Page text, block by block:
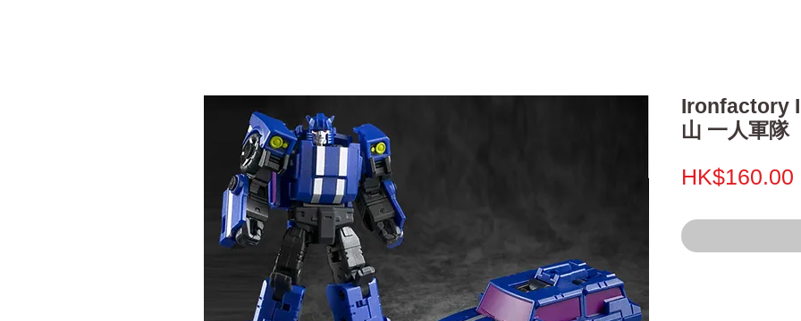
Ironfactory
山 一人軍隊
HK$160.00